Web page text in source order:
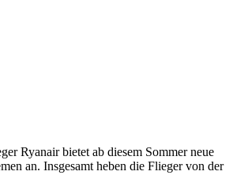
Ryanair bietet ab diesem Sommer neue
an. Insgesamt heben die Flieger von der